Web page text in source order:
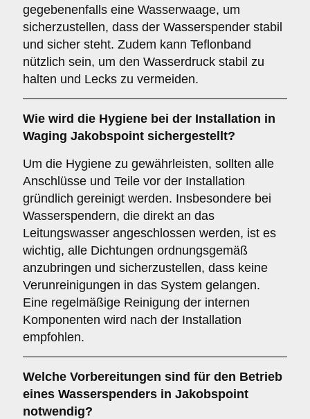
gegebenenfalls eine Wasserwaage, um
sicherzustellen, dass der Wasserspender stabil
und sicher steht. Zudem kann Teflonband
nützlich sein, um den Wasserdruck stabil zu
halten und Lecks zu vermeiden.
Wie wird die Hygiene bei der Installation in
Waging Jakobspoint sichergestellt?
Um die Hygiene zu gewährleisten, sollten alle
Anschlüsse und Teile vor der Installation
gründlich gereinigt werden. Insbesondere bei
Wasserspendern, die direkt an das
Leitungswasser angeschlossen werden, ist es
wichtig, alle Dichtungen ordnungsgemäß
anzubringen und sicherzustellen, dass keine
Verunreinigungen in das System gelangen.
Eine regelmäßige Reinigung der internen
Komponenten wird nach der Installation
empfohlen.
Welche Vorbereitungen sind für den Betrieb
eines Wasserspenders in Jakobspoint
notwendig?